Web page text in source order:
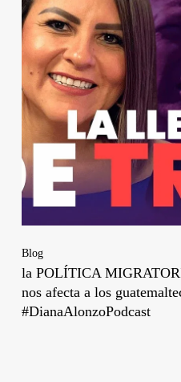
Blog
la POLÍTICA
nos afecta a los
#DianaAlonzoPodcast